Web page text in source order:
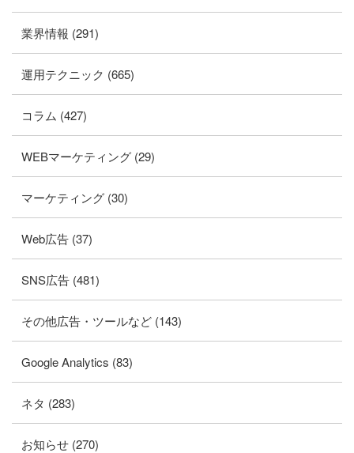
業界情報 (291)
運用テクニック (665)
コラム (427)
WEBマーケティング (29)
マーケティング (30)
Web広告 (37)
SNS広告 (481)
その他広告・ツールなど (143)
Google Analytics (83)
ネタ (283)
お知らせ (270)